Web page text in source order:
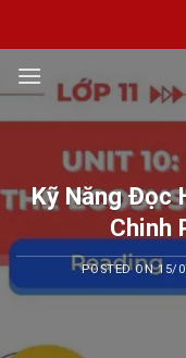
content
Kỹ Năng Đọc
Chinh
POSTED ON15/